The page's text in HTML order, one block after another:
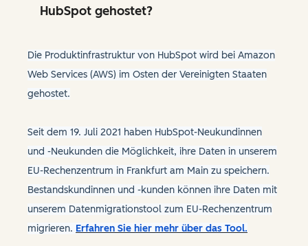
HubSpot gehostet?
Die Produktinfrastruktur von HubSpot wird bei Amazon
Web Services (AWS) im Osten der Vereinigten Staaten
gehostet.
Seit dem 19. Juli 2021 haben HubSpot-Neukundinnen
und -Neukunden die Möglichkeit, ihre Daten in unserem
EU-Rechenzentrum in Frankfurt am Main zu speichern.
Bestandskundinnen und -kunden können ihre Daten mit
unserem Datenmigrationstool zum EU-Rechenzentrum
migrieren. Erfahren Sie hier mehr über das Tool.